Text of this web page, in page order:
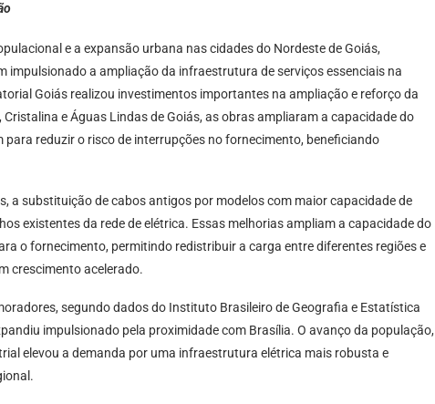
e a expansão urbana nas cidades do Nordeste de Goiás,
impulsionado a ampliação da infraestrutura de serviços essenciais na
Goiás realizou investimentos importantes na ampliação e reforço da
e Águas Lindas de Goiás, as obras ampliaram a capacidade do
reduzir o risco de interrupções no fornecimento, beneficiando
a substituição de cabos antigos por modelos com maior capacidade de
existentes da rede de elétrica. Essas melhorias ampliam a capacidade do
o fornecimento, permitindo redistribuir a carga entre diferentes regiões e
crescimento acelerado.
segundo dados do Instituto Brasileiro de Geografia e Estatística
impulsionado pela proximidade com Brasília. O avanço da população,
elevou a demanda por uma infraestrutura elétrica mais robusta e